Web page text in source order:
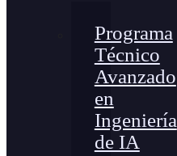
Programa
Técnico
Avanzado
en
Ingeniería
de IA